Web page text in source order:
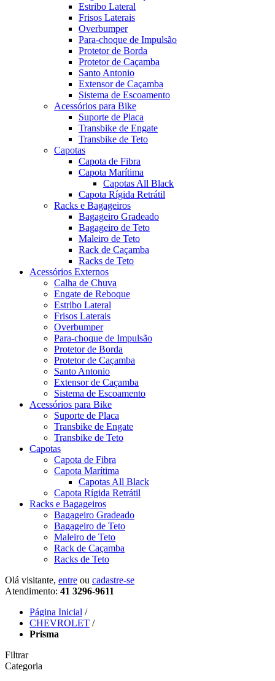
Estribo Lateral
Frisos Laterais
Overbumper
Para-choque de Impulsão
Protetor de Borda
Protetor de Caçamba
Santo Antonio
Extensor de Caçamba
Sistema de Escoamento
Acessórios para Bike
Suporte de Placa
Transbike de Engate
Transbike de Teto
Capotas
Capota de Fibra
Capota Marítima
Capotas All Black
Capota Rígida Retrátil
Racks e Bagageiros
Bagageiro Gradeado
Bagageiro de Teto
Maleiro de Teto
Rack de Caçamba
Racks de Teto
Acessórios Externos
Calha de Chuva
Engate de Reboque
Estribo Lateral
Frisos Laterais
Overbumper
Para-choque de Impulsão
Protetor de Borda
Protetor de Caçamba
Santo Antonio
Extensor de Caçamba
Sistema de Escoamento
Acessórios para Bike
Suporte de Placa
Transbike de Engate
Transbike de Teto
Capotas
Capota de Fibra
Capota Marítima
Capotas All Black
Capota Rígida Retrátil
Racks e Bagageiros
Bagageiro Gradeado
Bagageiro de Teto
Maleiro de Teto
Rack de Caçamba
Racks de Teto
Olá visitante, entre ou cadastre-se
Atendimento: 41 3296-9611
Página Inicial /
CHEVROLET /
Prisma
Filtrar
Categoria